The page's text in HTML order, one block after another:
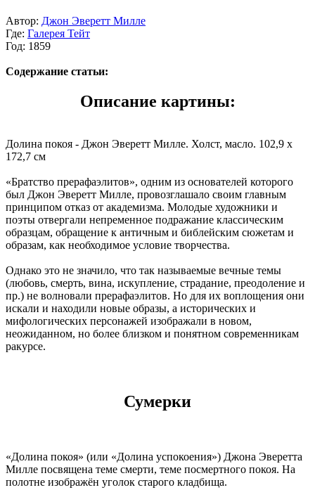
Автор: Джон Эверетт Милле
Где: Галерея Тейт
Год: 1859
Содержание статьи:
Описание картины:
Долина покоя - Джон Эверетт Милле. Холст, масло. 102,9 x
172,7 см
«Братство прерафаэлитов», одним из основателей которого
был Джон Эверетт Милле, провозглашало своим главным
принципом отказ от академизма. Молодые художники и
поэты отвергали непременное подражание классическим
образцам, обращение к античным и библейским сюжетам и
образам, как необходимое условие творчества.
Однако это не значило, что так называемые вечные темы
(любовь, смерть, вина, искупление, страдание, преодоление и
пр.) не волновали прерафаэлитов. Но для их воплощения они
искали и находили новые образы, а исторических и
мифологических персонажей изображали в новом,
неожиданном, но более близком и понятном современникам
ракурсе.
Сумерки
«Долина покоя» (или «Долина успокоения») Джона Эверетта
Милле посвящена теме смерти, теме посмертного покоя. На
полотне изображён уголок старого кладбища.